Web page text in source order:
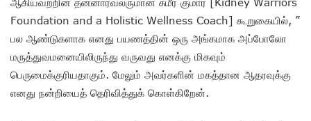
Foundation and a Holistic Wellness Coach] கூறுகையில், ”
பல ஆண்டுகளாக எனது பயணத்தின் ஒரு அங்கமாக அப்போலோ
மருத்துவமனையிலிருந்து வருவது எனக்கு மிகவும்
பெருமைக்குரியதாகும். மேலும் அவர்களின் மகத்தான ஆதரவுக்கு
எனது நன்றியைத் தெரிவித்துக் கொள்கிறேன்.